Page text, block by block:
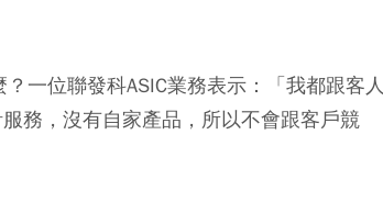
一位聯發科ASIC業務表示：「我都跟客人
務，沒有自家產品，所以不會跟客戶競